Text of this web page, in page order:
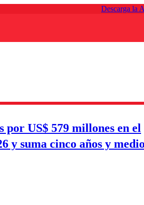
Descarga la
US$ 579 millones en el
y suma cinco años y